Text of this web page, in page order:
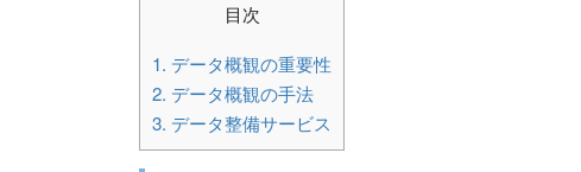
目次
1. データ概観の重要性
2. データ概観の手法
3. データ整備サービス